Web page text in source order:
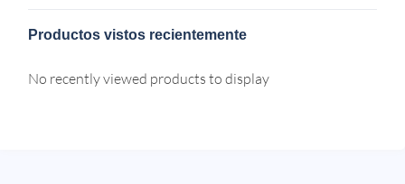
Productos vistos recientemente
No recently viewed products to display